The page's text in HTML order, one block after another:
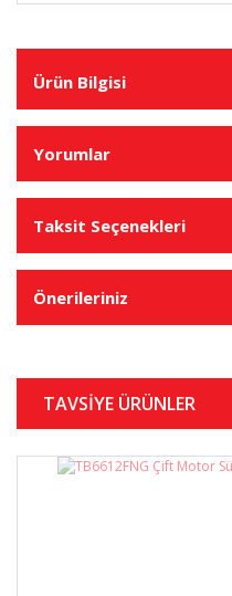
Ürün Bilgisi
Yorumlar
Taksit Seçenekleri
Önerileriniz
TAVSİYE ÜRÜNLER